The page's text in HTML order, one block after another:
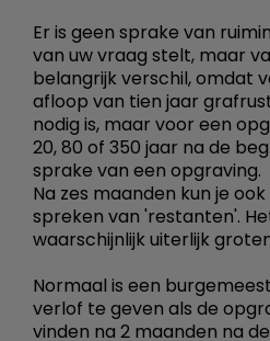
Er is geen sprake van
van uw vraag stelt, maar
belangrijk verschil, omdat
afloop van tien jaar
nodig is, maar voor een
20, 80 of 350 jaar na de
sprake van een opgraving.
Na zes maanden kun je
spreken van 'restanten'.
waarschijnlijk uiterlijk
Normaal is een
verlof te geven als de
vinden na 2 maanden na